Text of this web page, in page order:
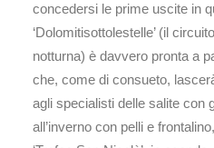
concedersi le prime uscite in
‘Dolomitisottolestelle’ (il
notturna) è davvero pronta a
che, come di consueto,
agli specialisti delle salite con
all’inverno con pelli e